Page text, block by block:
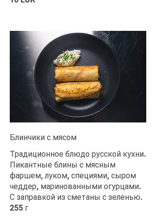
Блинчики с мясом
Традиционное блюдо русской кухни.
Пикантные блины с мясным
фаршем, луком, специями, сыром
чеддер, маринованными огурцами.
С заправкой из сметаны с зеленью.
255 г